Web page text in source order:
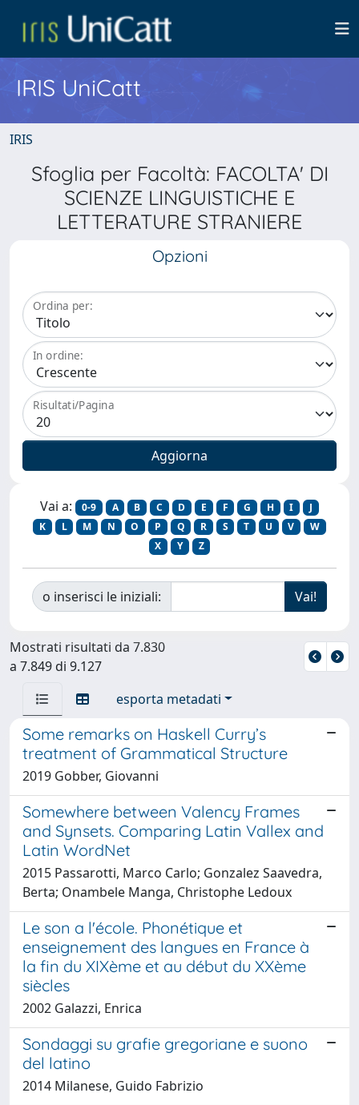
IRIS UniCatt
IRIS
Sfoglia per Facoltà: FACOLTA' DI
SCIENZE LINGUISTICHE E
LETTERATURE STRANIERE
Opzioni
Ordina per:
In ordine:
Risultati/Pagina
Vai a: 0-9 A B C D E F G H I
J
K
L M N O P Q R S T U V
W
X
Y Z
o inserisci le iniziali:
Mostrati risultati da 7.830
a 7.849 di 9.127
esporta metadati
Some remarks on Haskell Curry’s
treatment of Grammatical Structure
2019 Gobber, Giovanni
Somewhere between Valency Frames
and Synsets. Comparing Latin Vallex and
Latin WordNet
2015 Passarotti, Marco Carlo; Gonzalez Saavedra,
Berta; Onambele Manga, Christophe Ledoux
Le son a l'école. Phonétique et
enseignement des langues en France à
la fin du XIXème et au début du XXème
siècles
2002 Galazzi, Enrica
Sondaggi su grafie gregoriane e suono
del latino
2014 Milanese, Guido Fabrizio